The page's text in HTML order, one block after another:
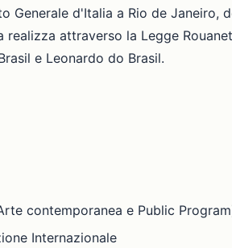
Generale d'Italia a Rio de Janeiro,
attraverso la Legge
e Leonardo do Brasil.
contemporanea e Public
Internazionale